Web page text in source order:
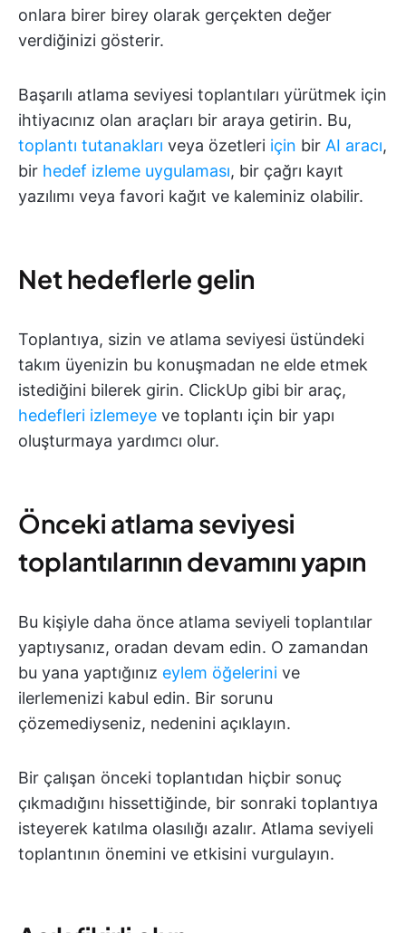
onlara birer birey olarak gerçekten değer
verdiğinizi gösterir.
Başarılı atlama seviyesi toplantıları yürütmek için
ihtiyacınız olan araçları bir araya getirin. Bu,
toplantı tutanakları veya özetleri için bir AI aracı,
bir hedef izleme uygulaması, bir çağrı kayıt
yazılımı veya favori kağıt ve kaleminiz olabilir.
Net hedeflerle gelin
Toplantıya, sizin ve atlama seviyesi üstündeki
takım üyenizin bu konuşmadan ne elde etmek
istediğini bilerek girin. ClickUp gibi bir araç,
hedefleri izlemeye ve toplantı için bir yapı
oluşturmaya yardımcı olur.
Önceki atlama seviyesi
toplantılarının devamını yapın
Bu kişiyle daha önce atlama seviyeli toplantılar
yaptıysanız, oradan devam edin. O zamandan
bu yana yaptığınız eylem öğelerini ve
ilerlemenizi kabul edin. Bir sorunu
çözemediyseniz, nedenini açıklayın.
Bir çalışan önceki toplantıdan hiçbir sonuç
çıkmadığını hissettiğinde, bir sonraki toplantıya
isteyerek katılma olasılığı azalır. Atlama seviyeli
toplantının önemini ve etkisini vurgulayın.